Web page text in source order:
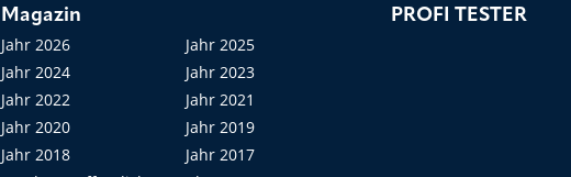
Magazin
Jahr 2026
Jahr 2025
Jahr 2024
Jahr 2023
Jahr 2022
Jahr 2021
Jahr 2020
Jahr 2019
Jahr 2018
Jahr 2017
PROFI TESTER